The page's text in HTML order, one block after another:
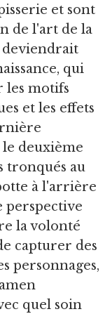
et sont
de l'art de la
deviendrait
qui
les motifs
et les effets
deuxième
tronqués au
à l'arrière
perspective
la volonté
capturer des
personnages,
quel soin